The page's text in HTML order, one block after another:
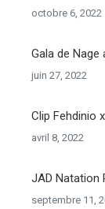
octobre 6, 2022
Gala de
juin 27, 2022
Clip Fehdinio
avril 8, 2022
JAD Natation
septembre 11,